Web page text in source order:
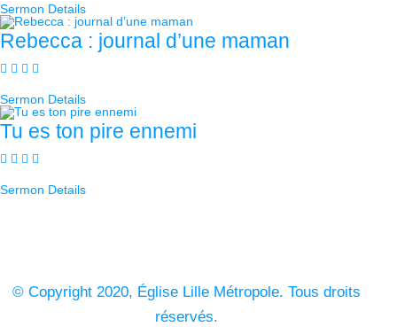
Sermon Details
Rebecca : journal d’une maman
Sermon Details
Tu es ton pire ennemi
Sermon Details
© Copyright 2020, Église Lille Métropole. Tous droits
réservés.